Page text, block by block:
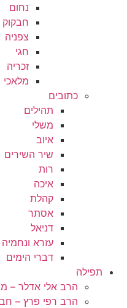
נחום
חבקוק
צפניה
חגי
זכריה
מלאכי
כתובים
תהילים
משלי
איוב
שיר השירים
רות
איכה
קהלת
אסתר
דניאל
עזרא ונחמיה
דברי הימים
תפילה
הרב אלי אדלר –
הרב רפי פרץ –